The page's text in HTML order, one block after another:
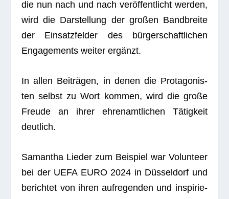
die nun nach und nach ver­öf­fent­licht wer­den,
wird die Dar­stel­lung der gro­ßen Band­breite
der Ein­satz­fel­der des bür­ger­schaft­li­chen
Enga­ge­ments wei­ter ergänzt.
In allen Bei­trä­gen, in denen die Prot­ago­nis­
ten selbst zu Wort kom­men, wird die große
Freude an ihrer ehren­amt­li­chen Tätig­keit
deutlich.
Saman­tha Lie­der zum Bei­spiel war Vol­un­teer
bei der UEFA EURO 2024 in Düs­sel­dorf und
berich­tet von ihren auf­re­gen­den und inspi­rie­